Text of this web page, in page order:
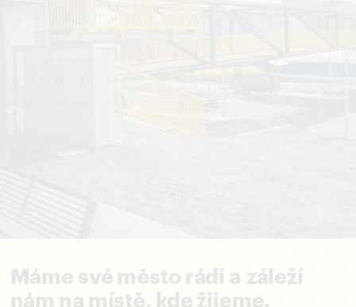
Máme své město rádi a záleží
nám na místě, kde žijeme.